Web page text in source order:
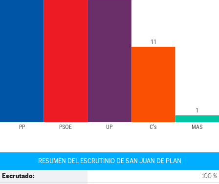
PP PSOE UP C's MAS
11
1
RESUMEN DEL ESCRUTINIO DE SAN JUAN DE PLAN
Escrutado: 100 %